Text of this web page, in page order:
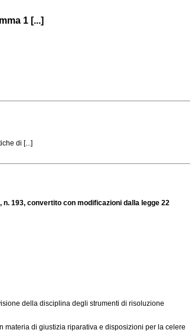
1 [...]
di [...]
193, convertito con modificazioni dalla legge 22
della disciplina degli strumenti di risoluzione
di giustizia riparativa e disposizioni per la celere